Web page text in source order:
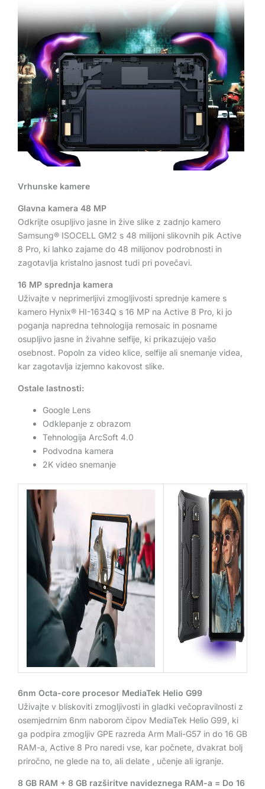
Vrhunske kamere
Glavna kamera 48 MP
Odkrijte osupljivo jasne in žive slike z zadnjo kamero
Samsung® ISOCELL GM2 s 48 milijoni slikovnih pik Active
8 Pro, ki lahko zajame do 48 milijonov podrobnosti in
zagotavlja kristalno jasnost tudi pri povečavi.
16 MP sprednja kamera
Uživajte v neprimerljivi zmogljivosti sprednje kamere s
kamero Hynix® HI-1634Q s 16 MP na Active 8 Pro, ki jo
poganja napredna tehnologija remosaic in posname
osupljivo jasne in živahne selfije, ki prikazujejo vašo
osebnost. Popoln za video klice, selfije ali snemanje videa,
kar zagotavlja izjemno kakovost slike.
Ostale lastnosti:
Google Lens
Odklepanje z obrazom
Tehnologija ArcSoft 4.0
Podvodna kamera
2K video snemanje
6nm Octa-core procesor MediaTek Helio G99
Uživajte v bliskoviti zmogljivosti in gladki večopravilnosti z
osemjedrnim 6nm naborom čipov MediaTek Helio G99, ki
ga podpira zmogljiv GPE razreda Arm Mali-G57 in do 16 GB
RAM-a, Active 8 Pro naredi vse, kar počnete, dvakrat bolj
priročno, ne glede na to, ali delate , učenje ali igranje.
8 GB RAM + 8 GB razširitve navideznega RAM-a = Do 16